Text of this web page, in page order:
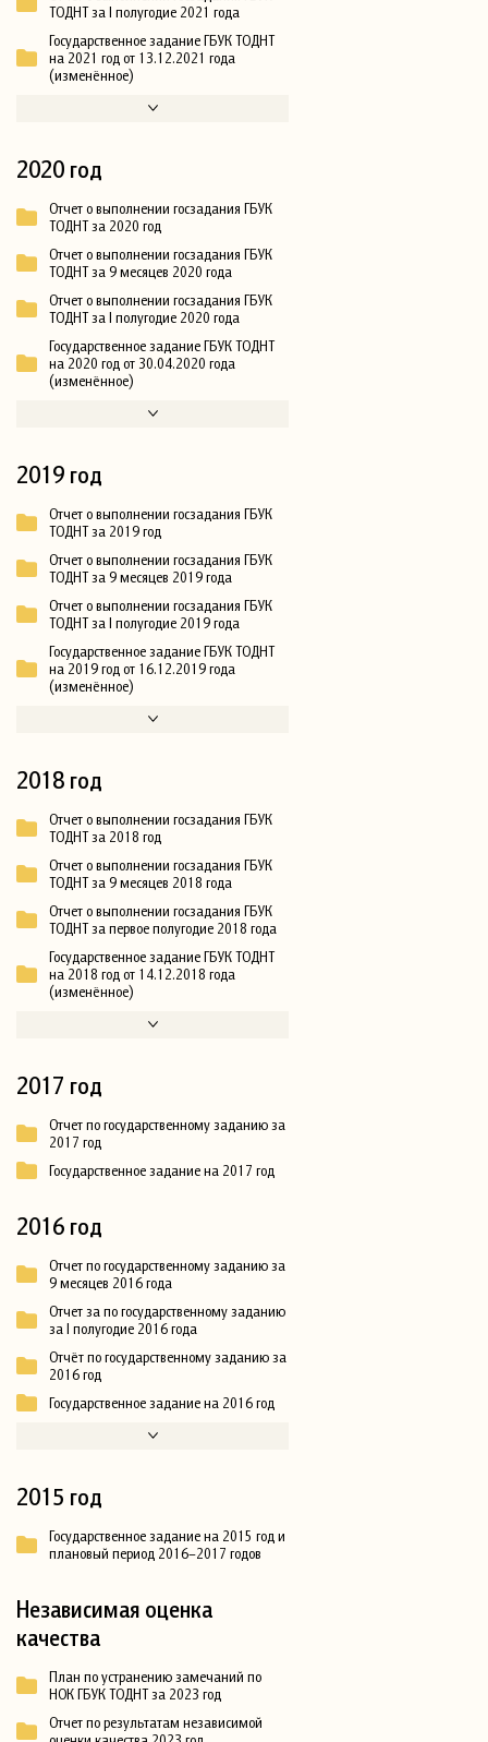
ТОДНТ за I полугодие 2021 года
Государственное задание ГБУК ТОДНТ
на 2021 год от 13.12.2021 года
(изменённое)
2020 год
Отчет о выполнении госзадания ГБУК
ТОДНТ за 2020 год
Отчет о выполнении госзадания ГБУК
ТОДНТ за 9 месяцев 2020 года
Отчет о выполнении госзадания ГБУК
ТОДНТ за I полугодие 2020 года
Государственное задание ГБУК ТОДНТ
на 2020 год от 30.04.2020 года
(изменённое)
2019 год
Отчет о выполнении госзадания ГБУК
ТОДНТ за 2019 год
Отчет о выполнении госзадания ГБУК
ТОДНТ за 9 месяцев 2019 года
Отчет о выполнении госзадания ГБУК
ТОДНТ за I полугодие 2019 года
Государственное задание ГБУК ТОДНТ
на 2019 год от 16.12.2019 года
(изменённое)
2018 год
Отчет о выполнении госзадания ГБУК
ТОДНТ за 2018 год
Отчет о выполнении госзадания ГБУК
ТОДНТ за 9 месяцев 2018 года
Отчет о выполнении госзадания ГБУК
ТОДНТ за первое полугодие 2018 года
Государственное задание ГБУК ТОДНТ
на 2018 год от 14.12.2018 года
(изменённое)
2017 год
Отчет по государственному заданию за
2017 год
Государственное задание на 2017 год
2016 год
Отчет по государственному заданию за
9 месяцев 2016 года
Отчет за по государственному заданию
за I полугодие 2016 года
Отчёт по государственному заданию за
2016 год
Государственное задание на 2016 год
2015 год
Государственное задание на 2015 год и
плановый период 2016–2017 годов
Независимая оценка
качества
План по устранению замечаний по
НОК ГБУК ТОДНТ за 2023 год
Отчет по результатам независимой